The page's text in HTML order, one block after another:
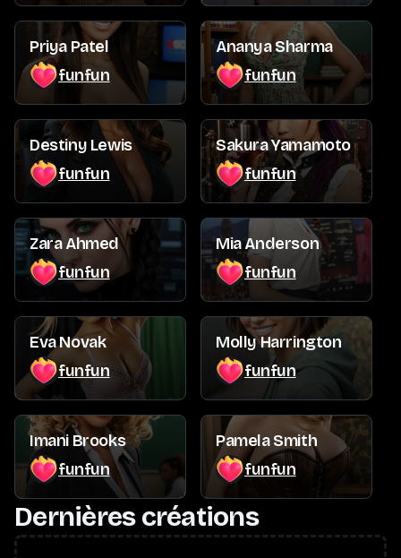
Priya Patel
funfun
Ananya Sharma
funfun
Destiny Lewis
funfun
Sakura Yamamoto
funfun
Zara Ahmed
funfun
Mia Anderson
funfun
Eva Novak
funfun
Molly Harrington
funfun
Imani Brooks
funfun
Pamela Smith
funfun
Dernières créations